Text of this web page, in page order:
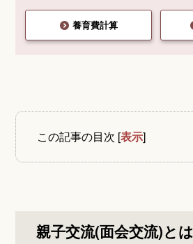
養育費計算
この記事の目次 [表示]
親子交流(面会交流)とは